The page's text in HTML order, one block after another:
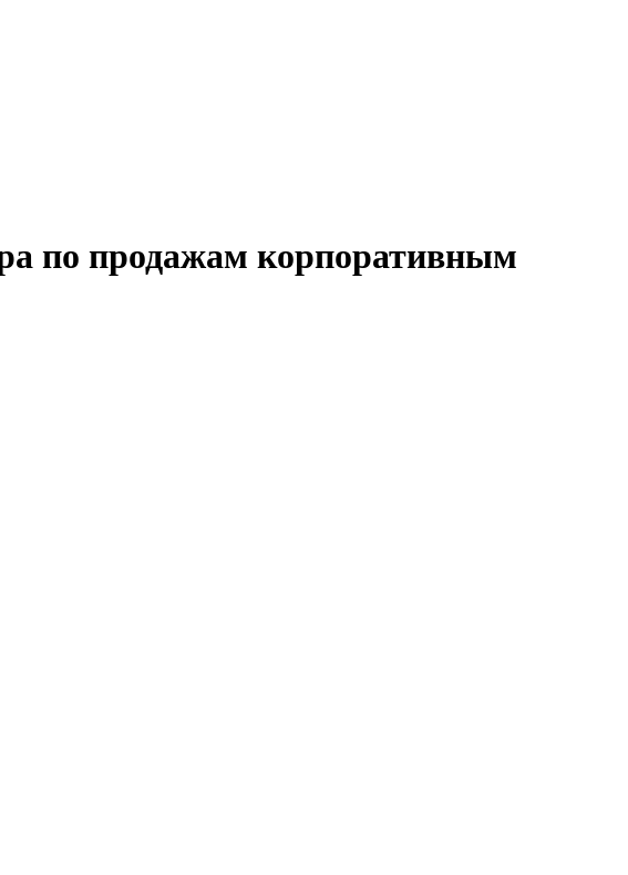
по продажам корпоративным